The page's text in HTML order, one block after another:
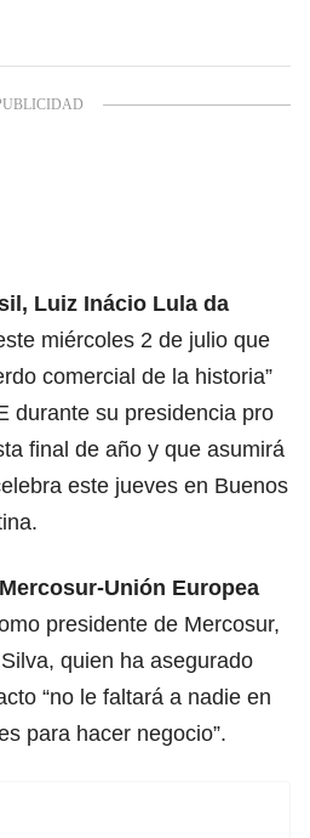
Luiz Inácio Lula da
miércoles 2 de julio que
comercial de la historia”
durante su presidencia pro
final de año y que asumirá
este jueves en Buenos
Unión Europea
presidente de Mercosur,
quien ha asegurado
“no le faltará a nadie en
para hacer negocio”.